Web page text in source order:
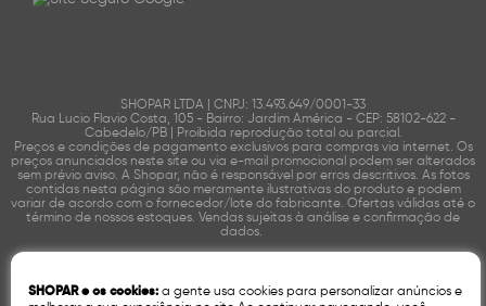
SHOPAR LTDA | CNPJ: 13.493.649/0001-33
Rua Lucio Flavio Costa, 105 - Bairro: Jardim América - CEP: 58102-622 -
Cabedelo/PB | Proibida reprodução total ou parcial.
Preços e condições de pagamento exclusivos para compras via internet. Os
preços anunciados neste site ou via e-mail promocional podem ser alterados
sem prévio aviso. A Shopar, não é responsável por erros descritivos. As fotos
contidas nesta página são meramente ilustrativas do produto e podem
variar de acordo com o fornecedor/lote do fabricante. Ofertas válidas até o
término de nossos estoques. Vendas sujeitas à análise e confirmação de
dados.
Tecnologia:OpenK
SHOPAR e os cookies: a gente usa cookies para personalizar anúncios e